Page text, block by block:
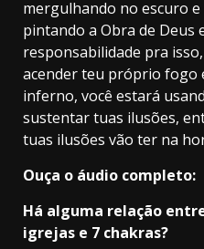
mergulhando no escuro
pintando a Obra de Deus
responsabilidade pra
acender teu próprio fogo
inferno, você estará
sustentar tuas ilusões,
tuas ilusões vão ter na
Ouça o áudio completo:
Há alguma relação
igrejas e 7 chakras?